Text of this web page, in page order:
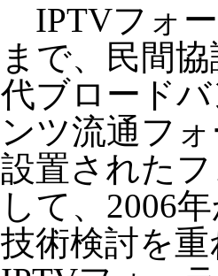
IPTVフォ
まで、民間
代ブロード
ンツ流通フ
設置された
して、2006
技術検討を